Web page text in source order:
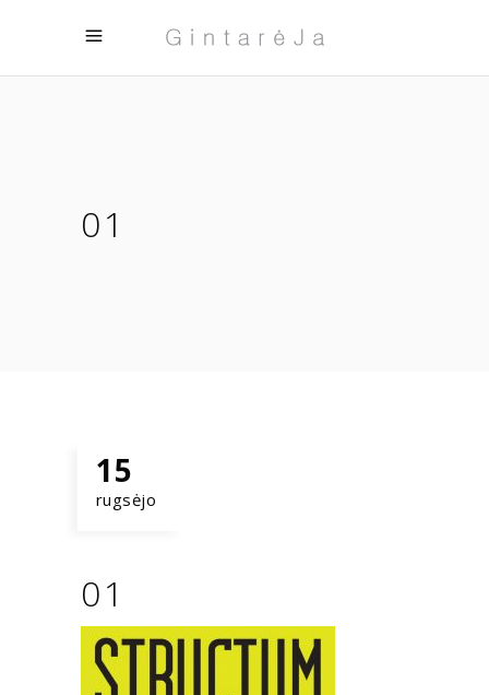
01
15
rugsėjo
01